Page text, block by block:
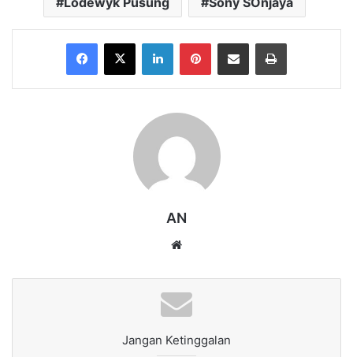
Facebook
X LinkedInPinterestShare via Email Print
AN
Jangan Ketinggalan